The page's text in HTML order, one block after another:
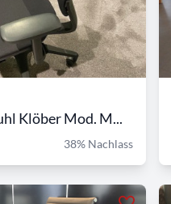
Klöber Mod. M...
38% Nachlass